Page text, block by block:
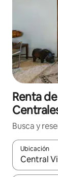
Renta
Busca y
Ubicación
Cuando